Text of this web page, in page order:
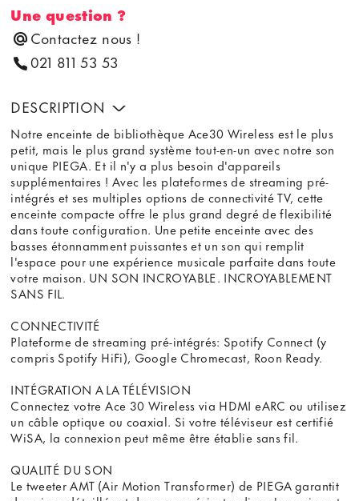
Une question ?
Contactez nous !
021 811 53 53
DESCRIPTION
Notre enceinte de bibliothèque Ace30 Wireless est le plus
petit, mais le plus grand système tout-en-un avec notre son
unique PIEGA. Et il n'y a plus besoin d'appareils
supplémentaires ! Avec les plateformes de streaming pré-
intégrés et ses multiples options de connectivité TV, cette
enceinte compacte offre le plus grand degré de flexibilité
dans toute configuration. Une petite enceinte avec des
basses étonnamment puissantes et un son qui remplit
l'espace pour une expérience musicale parfaite dans toute
votre maison. UN SON INCROYABLE. INCROYABLEMENT
SANS FIL.
CONNECTIVITÉ
Plateforme de streaming pré-intégrés: Spotify Connect (y
compris Spotify HiFi), Google Chromecast, Roon Ready.
INTÉGRATION A LA TÉLÉVISION
Connectez votre Ace 30 Wireless via HDMI eARC ou utilisez
un câble optique ou coaxial. Si votre téléviseur est certifié
WiSA, la connexion peut même être établie sans fil.
QUALITÉ DU SON
Le tweeter AMT (Air Motion Transformer) de PIEGA garantit